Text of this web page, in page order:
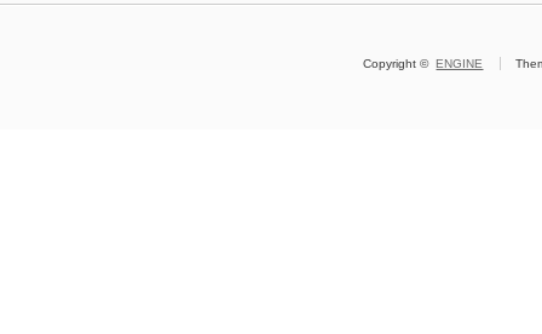
Copyright ©ENGINE